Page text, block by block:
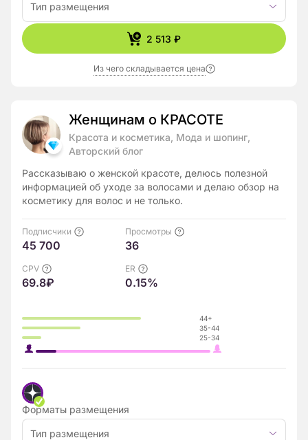
Тип размещения
2 513 ₽
Из чего складывается цена
Женщинам о КРАСОТЕ
Красота и косметика, Мода и шопинг,
Авторский блог
Рассказываю о женской красоте, делюсь полезной
информацией об уходе за волосами и делаю обзор на
косметику для волос и не только.
44+
35-44
25-34
Подписчики
45 700
Просмотры
36
CPV
69.8₽
ER
0.15%
Форматы размещения
Тип размещения